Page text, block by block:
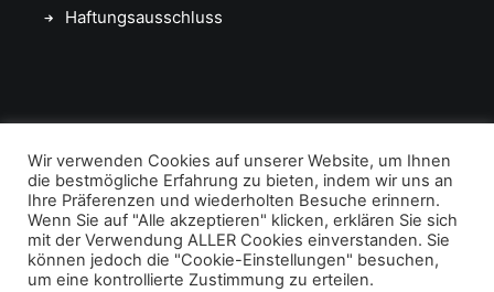
Haftungsausschluss
© 2011 – 2026 Queens Gate Capital Advisors Ltd. All rights reserved.
Queens Gate Capital Advisors Ltd is authorised and regulated by the
Financial Conduct Authority (FCA)
Wir verwenden Cookies auf unserer Website, um Ihnen
die bestmögliche Erfahrung zu bieten, indem wir uns an
Ihre Präferenzen und wiederholten Besuche erinnern.
Wenn Sie auf "Alle akzeptieren" klicken, erklären Sie sich
mit der Verwendung ALLER Cookies einverstanden. Sie
können jedoch die "Cookie-Einstellungen" besuchen,
um eine kontrollierte Zustimmung zu erteilen.